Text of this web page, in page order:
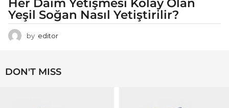
Her Daim Yetişmesi Kolay Olan
Yeşil Soğan Nasıl Yetiştirilir?
by editor
DON'T MISS